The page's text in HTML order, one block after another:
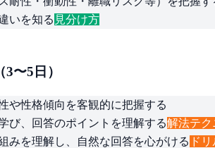
いを知る 見分け方
〜5日）
や性格傾向を客観的に把握する
び、回答のポイントを理解する解法テク
みを理解し、自然な回答を心がける ド